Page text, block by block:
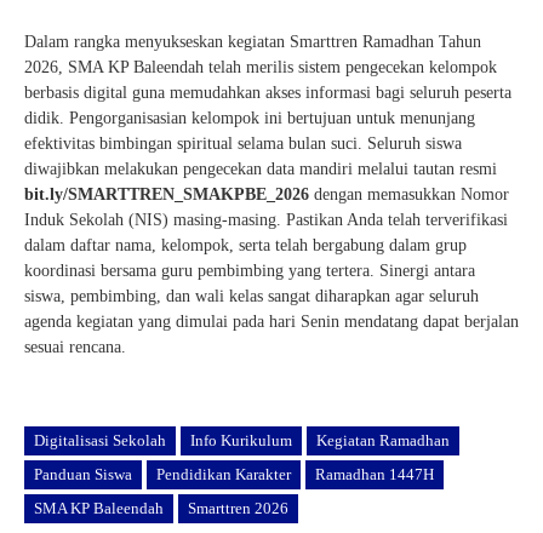
Dalam rangka menyukseskan kegiatan Smarttren Ramadhan Tahun
2026, SMA KP Baleendah telah merilis sistem pengecekan kelompok
berbasis digital guna memudahkan akses informasi bagi seluruh peserta
didik. Pengorganisasian kelompok ini bertujuan untuk menunjang
efektivitas bimbingan spiritual selama bulan suci. Seluruh siswa
diwajibkan melakukan pengecekan data mandiri melalui tautan resmi
bit.ly/SMARTTREN_SMAKPBE_2026 dengan memasukkan Nomor
Induk Sekolah (NIS) masing-masing. Pastikan Anda telah terverifikasi
dalam daftar nama, kelompok, serta telah bergabung dalam grup
koordinasi bersama guru pembimbing yang tertera. Sinergi antara
siswa, pembimbing, dan wali kelas sangat diharapkan agar seluruh
agenda kegiatan yang dimulai pada hari Senin mendatang dapat berjalan
sesuai rencana.
Digitalisasi Sekolah Info Kurikulum
Kegiatan Ramadhan
Panduan Siswa
Pendidikan Karakter
Ramadhan 1447H
SMA KP Baleendah
Smarttren 2026